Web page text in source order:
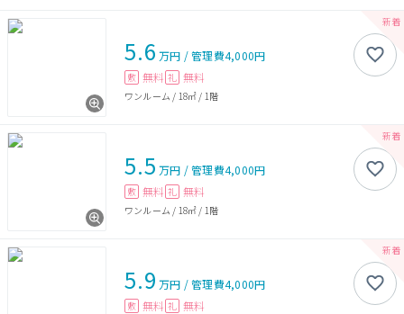
5.6 万円 /管理費4,000円
敷 無料 礼 無料
ワンルーム / 18㎡ / 1階
5.5 万円 /管理費4,000円
敷 無料 礼 無料
ワンルーム / 18㎡ / 1階
5.9 万円 /管理費4,000円
敷 無料 礼 無料